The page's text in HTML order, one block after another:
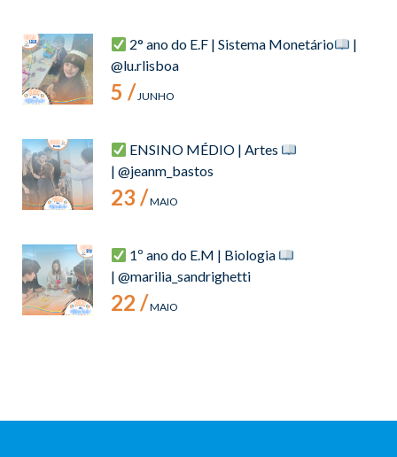
2° ano do E.F | Sistema Monetário
|
@lu.rlisboa
5 /JUNHO
ENSINO MÉDIO | Artes
| @jeanm_bastos
23 /MAIO
1º ano do E.M | Biologia
| @marilia_sandrighetti
22 /MAIO